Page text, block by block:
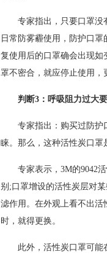
专家指出，只要口罩没有
日常防雾霾使用，防护口
复使用后的口罩确会出现如
罩不密合，就应停止使用，
判断3：呼吸阻力过大要
专家指出：购买过防护口
睐。那么，这种活性炭口罩
专家表示，3M的9042活
别;口罩增设的活性炭层对
滤作用。在外观上看不出
时，就得更换。
此外，活性炭口罩可能在